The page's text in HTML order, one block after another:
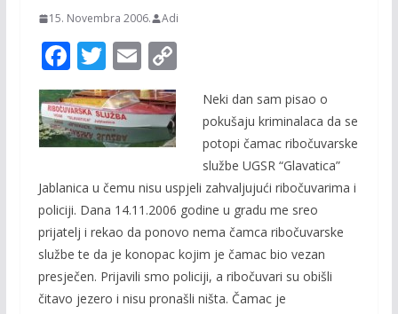
15. Novembra 2006. Adi
F
ac
e
b
o
k
T
w
itt
er
E
m
ai
l
C
n
k
Neki dan sam pisao o
pokušaju kriminalaca da se
potopi čamac ribočuvarske
službe UGSR “Glavatica”
Jablanica u čemu nisu uspjeli zahvaljujući ribočuvarima i
policiji. Dana 14.11.2006 godine u gradu me sreo
prijatelj i rekao da ponovo nema čamca ribočuvarske
službe te da je konopac kojim je čamac bio vezan
presječen. Prijavili smo policiji, a ribočuvari su obišli
čitavo jezero i nisu pronašli ništa. Čamac je